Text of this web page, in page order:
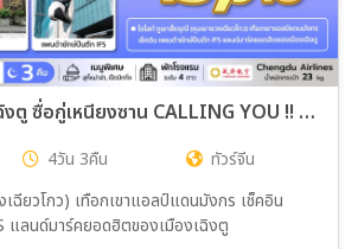
ทัวร์จีน ซุปตาร์...เฉิงตู ซื่อกู่เหนียงซาน CALLING YOU !! บินดึก-กลับค่ำ 4วัน 3คืน (EU)
4วัน 3คืน
ทัวร์จีน
เฉียวโกว) เทือกเขาแอลป์แดนมังกร เช็คอิน
ลนด์มาร์คยอดฮิตของเมืองเฉิงตู